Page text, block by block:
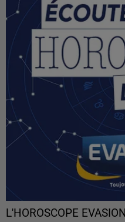
L'HOROSCOPE EVASION